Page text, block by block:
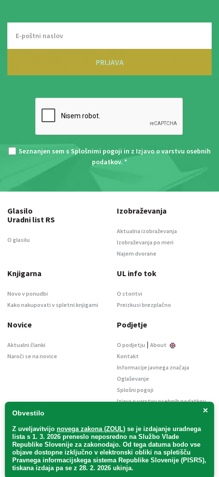
PRIJAVA
Seznanjen sem s Splošnimi pogoji in z Izjavo o varstvu osebnih
podatkov. *
×
Obvestilo
Z uveljavitvijo novega zakona (ZOUL) se je izdajanje uradnega
lista s 1. 3. 2026 preneslo neposredno na Službo Vlade
Republike Slovenije za zakonodajo. Od tega datuma bodo vse
objave dostopne izključno v elektronski obliki na spletišču
Pravnega informacijskega sistema Republike Slovenije (PISRS),
tiskana izdaja pa se z 28. 2. 2026 ukinja.
Glasilo
Uradni list RS
O glasilu
Izobraževanja
Aktualna izobraževanja
Izobraževanja po meri
Najem dvorane
Knjigarna
Novo v ponudbi
Kako nakupovati v spletni knjigarni
UL info tok
O storitvi
Preizkusi brezplačno
Novice
Aktualni članki
Naroči se na novice
Podjetje
O podjetju | About
Kontakt
Informacije javnega značaja
Oglaševanje
Splošni pogoji
Izjava o varstvu osebnih podatkov
Uradni list d. o. o. – v likvidaciji / Vse pravice pridržane.